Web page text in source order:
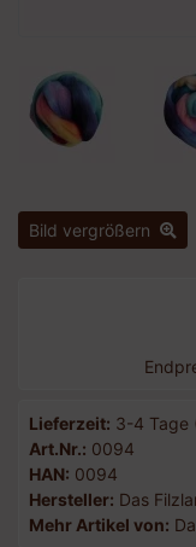
Bild vergrößern
Lieferzeit: 3-4 Tage
Art.Nr.: 0094
HAN: 0094
Hersteller: Das
Mehr Artikel von: